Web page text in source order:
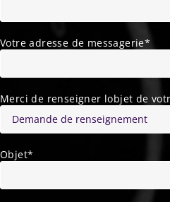
Votre adresse de messagerie*
Merci de renseigner lobjet de
Objet*